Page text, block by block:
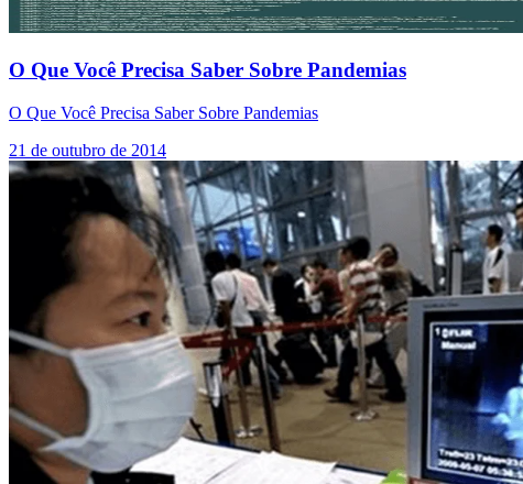
O Que Você Precisa Saber Sobre Pandemias
O Que Você Precisa Saber Sobre Pandemias
21 de outubro de 2014